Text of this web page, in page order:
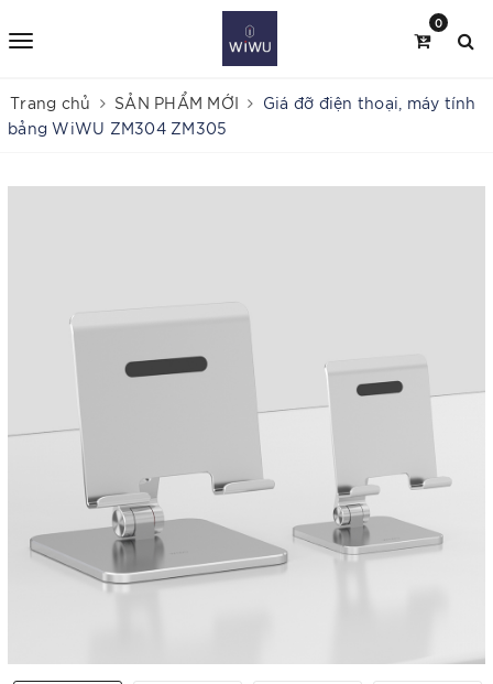
0
Trang chủ SẢN PHẨM MỚI
Giá đỡ điện thoại, máy tính
bảng WiWU ZM304 ZM305